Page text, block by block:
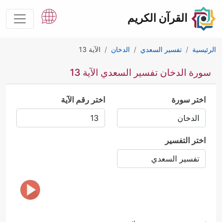
القرآن الكريم
الرئيسية تفسير السعدي الدخان الآية 13
سورة الدخان تفسير السعدي الآية 13
اختر سورة اختر رقم الآية
اختر التفسير